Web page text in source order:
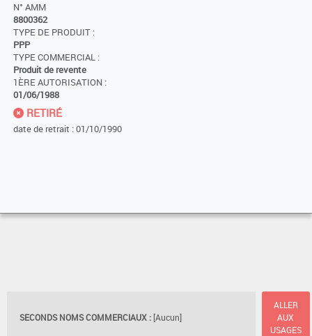
N° AMM
8800362
TYPE DE PRODUIT :
PPP
TYPE COMMERCIAL :
Produit de revente
1ÈRE AUTORISATION :
01/06/1988
RETIRÉ
date de retrait : 01/10/1990
SECONDS NOMS COMMERCIAUX : [Aucun]
ALLER
AUX
USAGES